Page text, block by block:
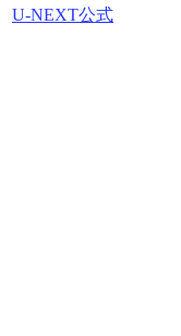
U-NEXT公式